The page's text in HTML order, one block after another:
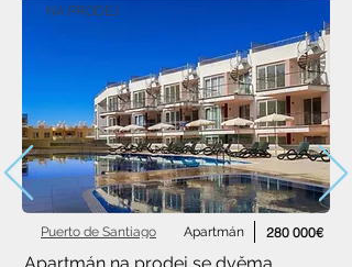
NA PRODEJ
Apartmán
Puerto de Santiago 280 000€